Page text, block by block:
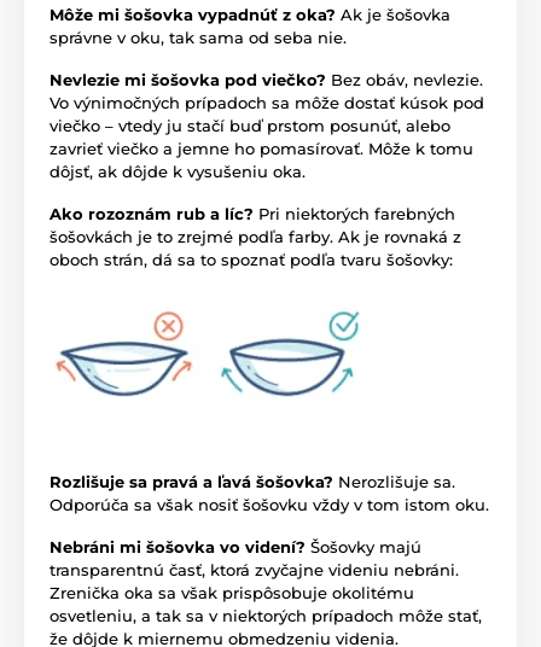
Môže mi šošovka vypadnúť z oka? Ak je šošovka
správne v oku, tak sama od seba nie.
Nevlezie mi šošovka pod viečko? Bez obáv, nevlezie.
Vo výnimočných prípadoch sa môže dostať kúsok pod
viečko – vtedy ju stačí buď prstom posunúť, alebo
zavrieť viečko a jemne ho pomasírovať. Môže k tomu
dôjsť, ak dôjde k vysušeniu oka.
Ako rozoznám rub a líc? Pri niektorých farebných
šošovkách je to zrejmé podľa farby. Ak je rovnaká z
oboch strán, dá sa to spoznať podľa tvaru šošovky:
Rozlišuje sa pravá a ľavá šošovka? Nerozlišuje sa.
Odporúča sa však nosiť šošovku vždy v tom istom oku.
Nebráni mi šošovka vo videní? Šošovky majú
transparentnú časť, ktorá zvyčajne videniu nebráni.
Zrenička oka sa však prispôsobuje okolitému
osvetleniu, a tak sa v niektorých prípadoch môže stať,
že dôjde k miernemu obmedzeniu videnia.